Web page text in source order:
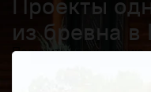
из бревна в
Получить косультацию